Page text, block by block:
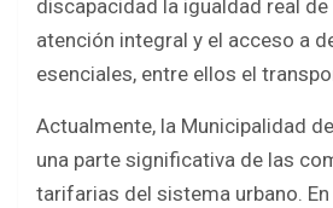
discapacidad la igualdad real
atención integral y el acceso a
esenciales, entre ellos el
Actualmente, la Municipalidad
una parte significativa de las
tarifarias del sistema urbano.